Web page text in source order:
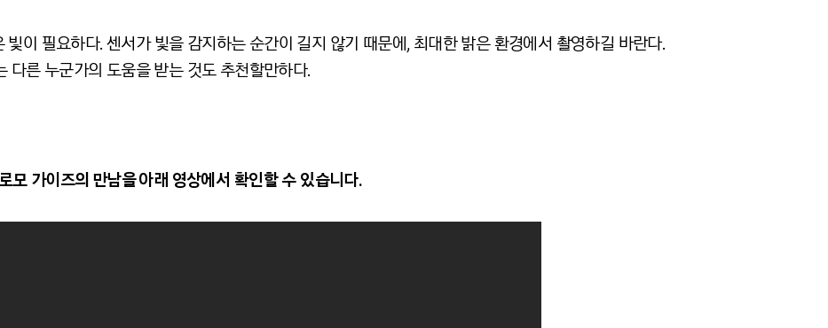
빛이 필요하다. 센서가 빛을 감지하는 순간이 길지 않기 때문에, 최대한 밝은 환경에서 촬영하길 바란다.
다른 누군가의 도움을 받는 것도 추천할만하다.
모 가이즈의 만남을아래 영상에서 확인할 수 있습니다.